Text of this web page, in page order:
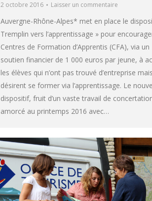
2 octobre 2016
Laisser un commentaire
Auvergne-Rhône-Alpes* met en place le
Tremplin vers l’apprentissage » pour
Centres de Formation d’Apprentis (CFA), via un
soutien financier de 1 000 euros par jeune, à
les élèves qui n’ont pas trouvé d’entreprise
désirent se former via l’apprentissage. Le
dispositif, fruit d’un vaste travail de
amorcé au printemps 2016 avec…